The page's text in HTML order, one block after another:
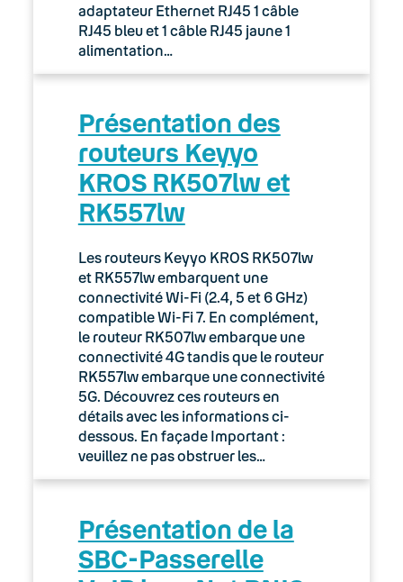
adaptateur Ethernet RJ45 1 câble
RJ45 bleu et 1 câble RJ45 jaune 1
alimentation…
Présentation des
routeurs Keyyo
KROS RK507lw et
RK557lw
Les routeurs Keyyo KROS RK507lw
et RK557lw embarquent une
connectivité Wi-Fi (2.4, 5 et 6 GHz)
compatible Wi-Fi 7. En complément,
le routeur RK507lw embarque une
connectivité 4G tandis que le routeur
RK557lw embarque une connectivité
5G. Découvrez ces routeurs en
détails avec les informations ci-
dessous. En façade Important :
veuillez ne pas obstruer les…
Présentation de la
SBC-Passerelle